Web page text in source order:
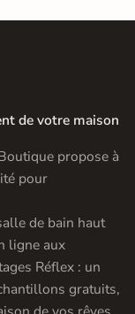
de votre maison
propose à
pour
de bain haut
ligne aux
Réflex : un
gratuits,